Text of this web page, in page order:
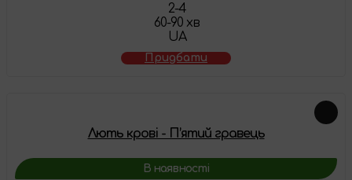
2-4
60-90 хв
UA
Придбати
Лють крові - П’ятий гравець
В наявності